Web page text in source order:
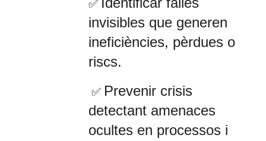
✅
invisibles que generen
ineficiències, pèrdues o
riscs.
✅ Prevenir crisis
detectant amenaces
ocultes en processos i